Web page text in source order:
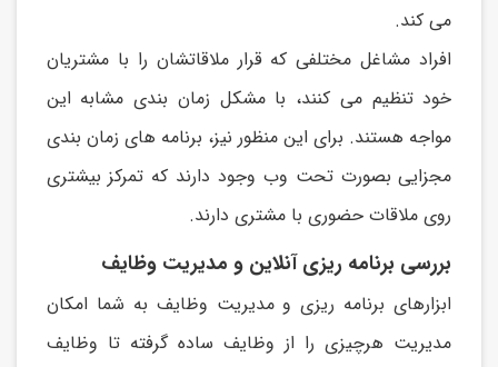
می کند.
افراد مشاغل مختلفی که قرار ملاقاتشان را با مشتريان
خود تنظیم می کنند، با مشکل زمان بندی مشابه اين
مواجه هستند. برای اين منظور نیز، برنامه های زمان بندی
مجزايی بصورت تحت وب وجود دارند که تمرکز بیشتری
روی ملاقات حضوری با مشتری دارند.
بررسی برنامه ریزی آنلاین و مدیریت وظایف
ابزارهای برنامه ريزی و مديريت وظايف به شما امکان
مديريت هرچیزی را از وظايف ساده گرفته تا وظايف